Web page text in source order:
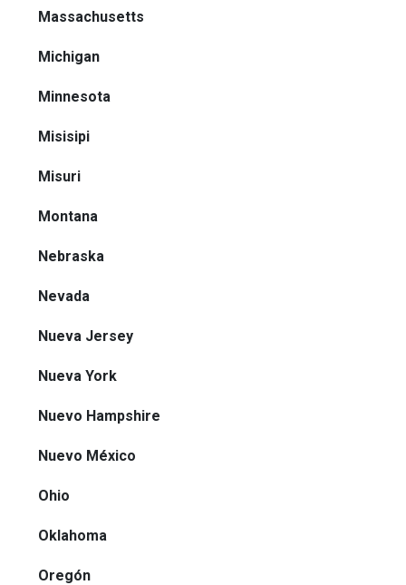
Massachusetts
Michigan
Minnesota
Misisipi
Misuri
Montana
Nebraska
Nevada
Nueva Jersey
Nueva York
Nuevo Hampshire
Nuevo México
Ohio
Oklahoma
Oregón